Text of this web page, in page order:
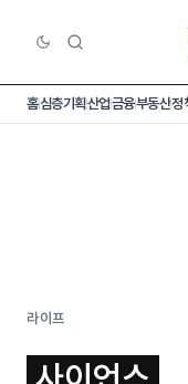
홈심층기획산업금융부동산정
라이프